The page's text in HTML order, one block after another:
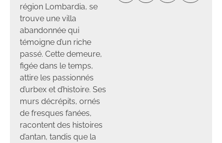
région Lombardia, se
trouve une villa
abandonnée qui
témoigne d’un riche
passé. Cette demeure,
figée dans le temps,
attire les passionnés
d’urbex et d’histoire. Ses
murs décrépits, ornés
de fresques fanées,
racontent des histoires
d’antan, tandis que la